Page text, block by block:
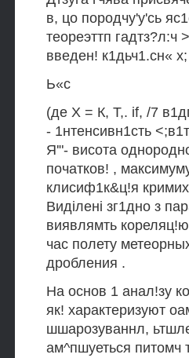
в, цо породчу'у'сь
теореэттп
введен! к1дьч1.сн«
Ь«с
(де X = К, Т,. if, /7
- 1нтенсивн1сть
Я'"- висота
початков! ,
клисиф1к&ц!я
Видiленi зг1дно з
виявлямть
час полету
дробления .
На основ 1 анал!зу
як! характеризуют
шшарозуваннл,
ам^пшуеться питомч